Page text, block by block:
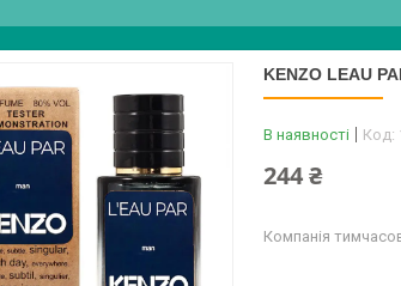
KENZO LEAU
В наявності Код:
244 ₴
Компанія